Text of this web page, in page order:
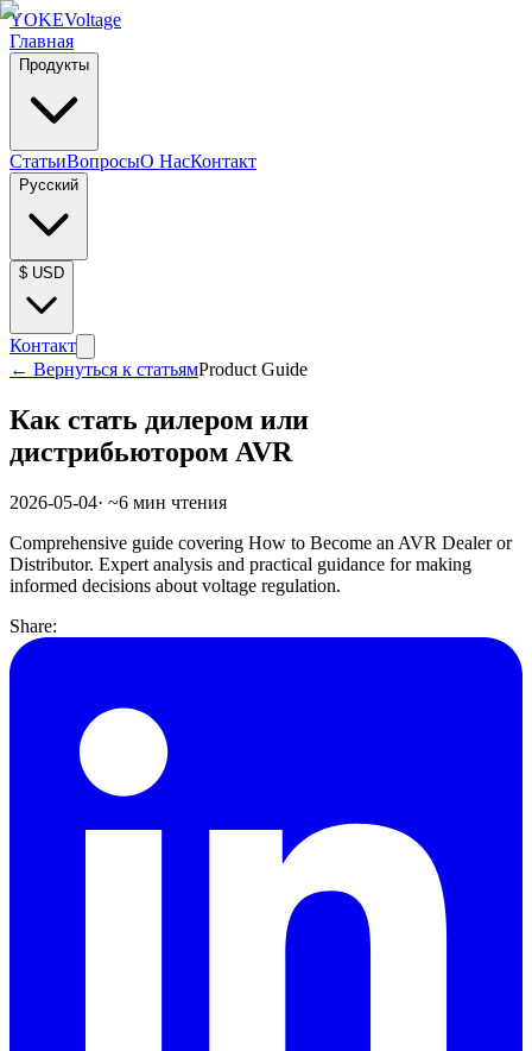
YOKEVoltage
Главная
Продукты
СтатьиВопросыО НасКонтакт
Русский
$ USD
Контакт
← Вернуться к статьямProduct Guide
Как стать дилером или
дистрибьютором AVR
2026-05-04· ~6 мин чтения
Comprehensive guide covering How to Become an AVR Dealer or
Distributor. Expert analysis and practical guidance for making
informed decisions about voltage regulation.
Share: